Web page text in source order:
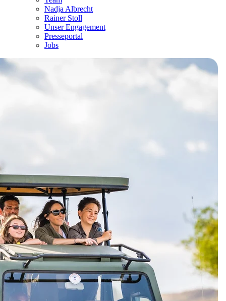
Nadja Albrecht
Rainer Stoll
Unser Engagement
Presseportal
Jobs